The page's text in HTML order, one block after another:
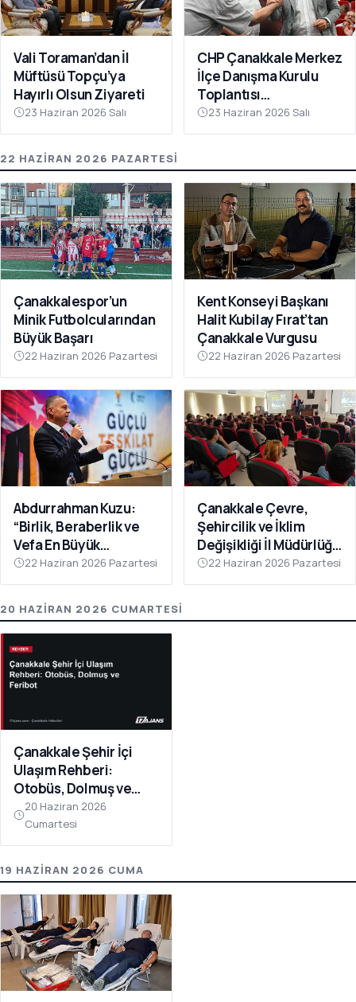
Vali Toraman’dan İl
Müftüsü Topçu’ya
Hayırlı Olsun Ziyareti
23 Haziran 2026 Salı
CHP Çanakkale Merkez
İlçe Danışma Kurulu
Toplantısı
Gerçekleştirildi
23 Haziran 2026 Salı
22 HAZIRAN 2026 PAZARTESI
Çanakkalespor’un
Minik Futbolcularından
Büyük Başarı
22 Haziran 2026 Pazartesi
Kent Konseyi Başkanı
Halit Kubilay Fırat’tan
Çanakkale Vurgusu
22 Haziran 2026 Pazartesi
Abdurrahman Kuzu:
“Birlik, Beraberlik ve
Vefa En Büyük
Gücümüzdür
22 Haziran 2026 Pazartesi
Çanakkale Çevre,
Şehircilik ve İklim
Değişikliği İl Müdürlüğü
Personeline Eğitim
Verildi
22 Haziran 2026 Pazartesi
20 HAZIRAN 2026 CUMARTESI
Çanakkale Şehir İçi
Ulaşım Rehberi:
Otobüs, Dolmuş ve
Feribot
20 Haziran 2026
Cumartesi
19 HAZIRAN 2026 CUMA